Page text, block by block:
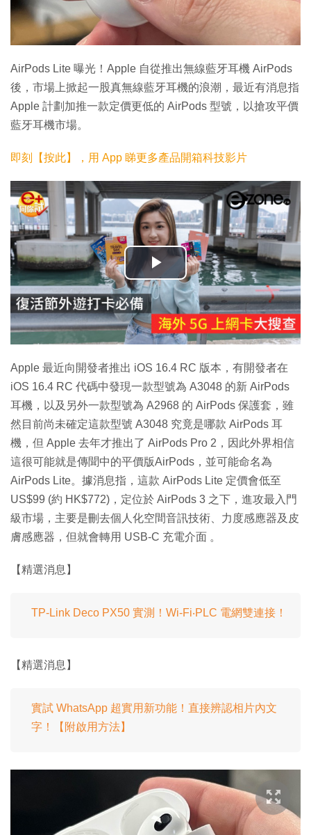
AirPods Lite 曝光！Apple 自從推出無線藍牙耳機 AirPods
後，市場上掀起一股真無線藍牙耳機的浪潮，最近有消息指
Apple 計劃加推一款定價更低的 AirPods 型號，以搶攻平價
藍牙耳機市場。
即刻【按此】，用 App 睇更多產品開箱科技影片
播
放
影
片
Apple 最近向開發者推出 iOS 16.4 RC 版本，有開發者在
iOS 16.4 RC 代碼中發現一款型號為 A3048 的新 AirPods
耳機，以及另外一款型號為 A2968 的 AirPods 保護套，雖
然目前尚未確定這款型號 A3048 究竟是哪款 AirPods 耳
機，但 Apple 去年才推出了 AirPods Pro 2，因此外界相信
這很可能就是傳聞中的平價版AirPods，並可能命名為
AirPods Lite。據消息指，這款 AirPods Lite 定價會低至
US$99 (約 HK$772)，定位於 AirPods 3 之下，進攻最入門
級市場，主要是刪去個人化空間音訊技術、力度感應器及皮
膚感應器，但就會轉用 USB-C 充電介面 。
【精選消息】
TP-Link Deco PX50 實測！Wi-Fi‧PLC 電網雙連接！
【精選消息】
實試 WhatsApp 超實用新功能！直接辨認相片內文
字！【附啟用方法】